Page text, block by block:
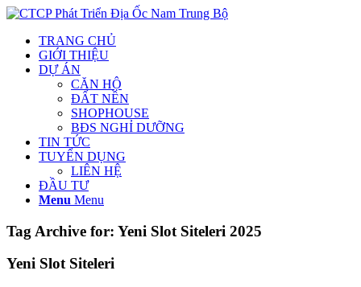
TRANG CHỦ
GIỚI THIỆU
DỰ ÁN
CĂN HỘ
ĐẤT NỀN
SHOPHOUSE
BĐS NGHỈ DƯỠNG
TIN TỨC
TUYỂN DỤNG
LIÊN HỆ
ĐẦU TƯ
Menu Menu
Tag Archive for: Yeni Slot Siteleri 2025
Yeni Slot Siteleri